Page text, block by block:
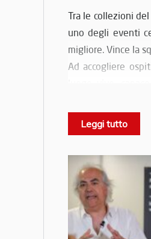
Tra le collezioni del
uno degli eventi
migliore. Vince la
Ad accogliere
Al centro della
dellaFormula 1,
Un principio che,
dell’impresa
Una serata che
solidità
Leggi tutto